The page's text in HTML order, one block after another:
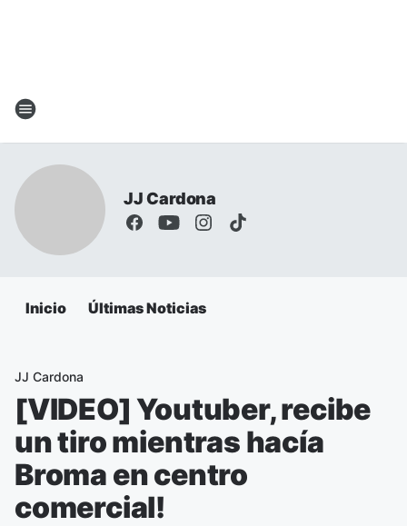
JJ Cardona
Inicio Últimas Noticias
JJ Cardona
[VIDEO] Youtuber, recibe
un tiro mientras hacía
Broma en centro
comercial!